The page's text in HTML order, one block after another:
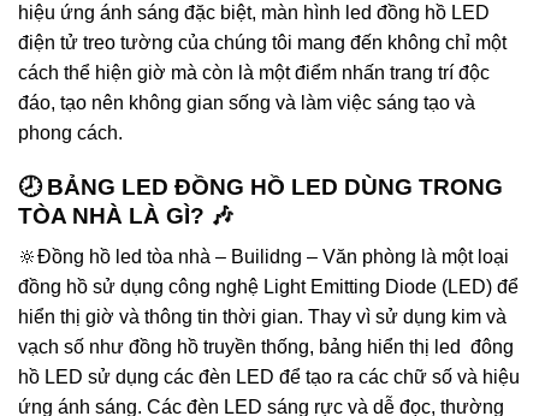
hiệu ứng ánh sáng đặc biệt, màn hình led đồng hồ LED
điện tử treo tường của chúng tôi mang đến không chỉ một
cách thể hiện giờ mà còn là một điểm nhấn trang trí độc
đáo, tạo nên không gian sống và làm việc sáng tạo và
phong cách.
🕗 BẢNG LED ĐỒNG HỒ LED DÙNG TRONG
TÒA NHÀ LÀ GÌ? 🎶
🔆Đồng hồ led tòa nhà – Builidng – Văn phòng là một loại
đồng hồ sử dụng công nghệ Light Emitting Diode (LED) để
hiển thị giờ và thông tin thời gian. Thay vì sử dụng kim và
vạch số như đồng hồ truyền thống, bảng hiển thị led đông
hồ LED sử dụng các đèn LED để tạo ra các chữ số và hiệu
ứng ánh sáng. Các đèn LED sáng rực và dễ đọc, thường